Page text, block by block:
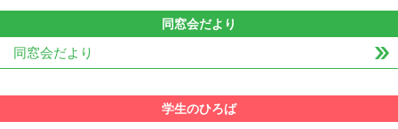
同窓会だより
同窓会だより
学生のひろば